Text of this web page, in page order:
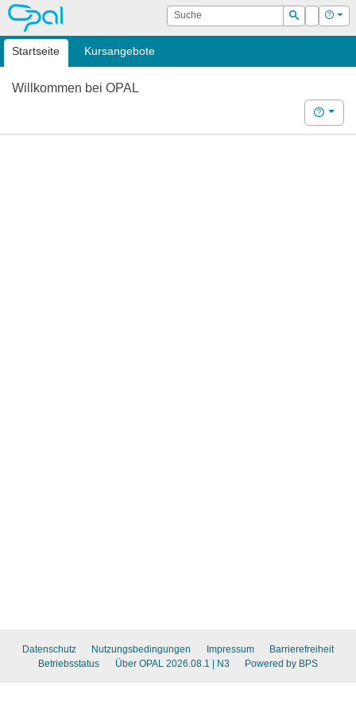
OPAL Suche
Suchen
Login Hilfe
Startseite Kursangebote
Willkommen bei OPAL
Hilfe
Datenschutz Nutzungsbedingungen Impressum
Barrierefreiheit
Betriebsstatus
Über OPAL 2026.08.1 | N3 Powered by BPS